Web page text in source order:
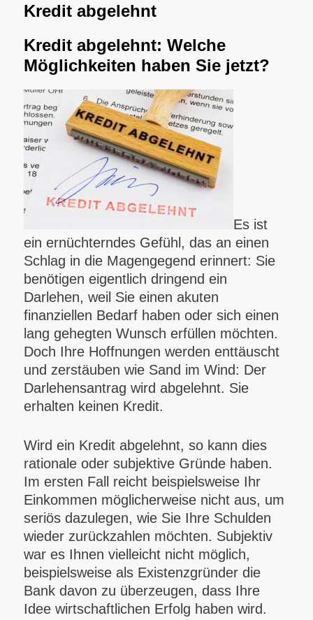
Kredit abgelehnt
Kredit abgelehnt: Welche
Möglichkeiten haben Sie jetzt?
Es ist
ein ernüchterndes Gefühl, das an einen
Schlag in die Magengegend erinnert: Sie
benötigen eigentlich dringend ein
Darlehen, weil Sie einen akuten
finanziellen Bedarf haben oder sich einen
lang gehegten Wunsch erfüllen möchten.
Doch Ihre Hoffnungen werden enttäuscht
und zerstäuben wie Sand im Wind: Der
Darlehensantrag wird abgelehnt. Sie
erhalten keinen Kredit.
Wird ein Kredit abgelehnt, so kann dies
rationale oder subjektive Gründe haben.
Im ersten Fall reicht beispielsweise Ihr
Einkommen möglicherweise nicht aus, um
seriös dazulegen, wie Sie Ihre Schulden
wieder zurückzahlen möchten. Subjektiv
war es Ihnen vielleicht nicht möglich,
beispielsweise als Existenzgründer die
Bank davon zu überzeugen, dass Ihre
Idee wirtschaftlichen Erfolg haben wird.